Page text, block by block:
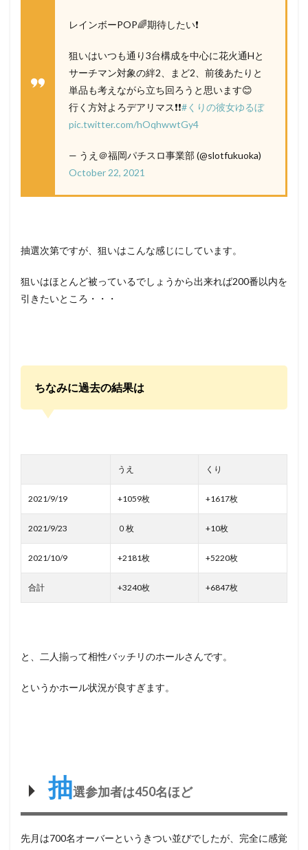
レインボーPOP🌈期待したい❗️
狙いはいつも通り3台構成を中心に花火通Hと
サーチマン対象の絆2、まど2、前後あたりと
単品も考えながら立ち回ろうと思います😊
行く方対よろデアリマス❗️❗️#くりの彼女ゆるぼ
pic.twitter.com/hOqhwwtGy4
— うえ＠福岡パチスロ事業部 (@slotfukuoka)
October 22, 2021
抽選次第ですが、狙いはこんな感じにしています。
狙いはほとんど被っているでしょうから出来れば200番以内を
引きたいところ・・・
ちなみに過去の結果は
うえ くり
2021/9/19 +1059枚 +1617枚
2021/9/23 ０枚 +10枚
2021/10/9 +2181枚 +5220枚
合計 +3240枚 +6847枚
と、二人揃って相性バッチリのホールさんです。
というかホール状況が良すぎます。
抽選参加者は450名ほど
先月は700名オーバーというきつい並びでしたが、完全に感覚